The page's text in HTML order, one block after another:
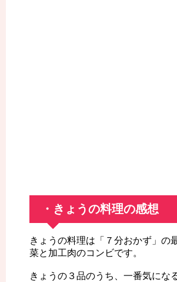
・きょうの料理の感想
きょうの料理は「７分おかず」の
菜と加工肉のコンビです。
きょうの３品のうち、一番気にな